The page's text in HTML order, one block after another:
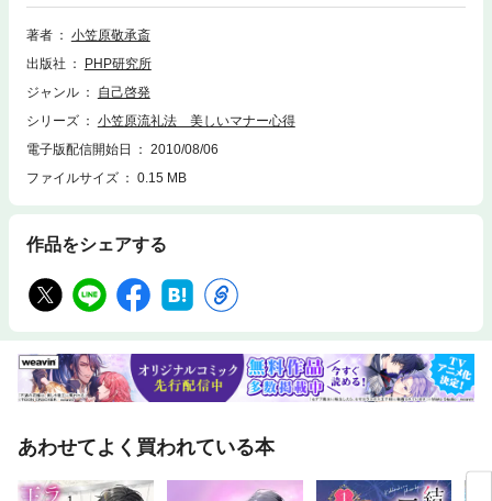
し殺すのではなく、相手へのこころを大切にし、それを表現するのであ
る。「小笠原礼法」が伝承する作法の基本は、現代にこそ生かされるコミ
著者
小笠原敬承斎
出版社
PHP研究所
ジャンル
自己啓発
シリーズ
小笠原流礼法 美しいマナー心得
電子版配信開始日
2010/08/06
ファイルサイズ
0.15 MB
作品をシェアする
あわせてよく買われている本